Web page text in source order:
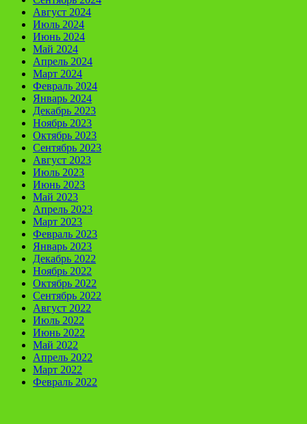
Август 2024
Июль 2024
Июнь 2024
Май 2024
Апрель 2024
Март 2024
Февраль 2024
Январь 2024
Декабрь 2023
Ноябрь 2023
Октябрь 2023
Сентябрь 2023
Август 2023
Июль 2023
Июнь 2023
Май 2023
Апрель 2023
Март 2023
Февраль 2023
Январь 2023
Декабрь 2022
Ноябрь 2022
Октябрь 2022
Сентябрь 2022
Август 2022
Июль 2022
Июнь 2022
Май 2022
Апрель 2022
Март 2022
Февраль 2022